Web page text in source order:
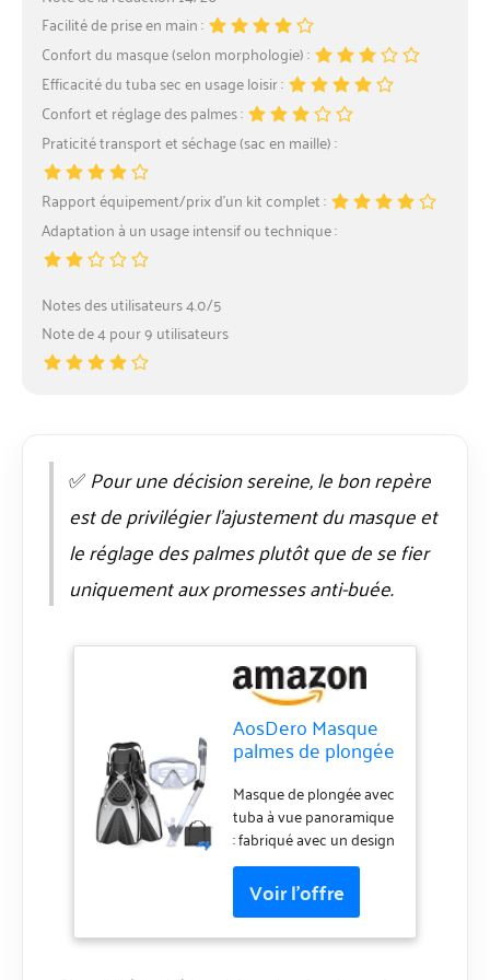
Facilité de prise en main :
Confort du masque (selon morphologie) :
Efficacité du tuba sec en usage loisir :
Confort et réglage des palmes :
Praticité transport et séchage (sac en maille) :
Rapport équipement/prix d’un kit complet :
Adaptation à un usage intensif ou technique :
Notes des utilisateurs 4.0/5
Note de 4 pour 9 utilisateurs
✅Pour une décision sereine, le bon repère
est de privilégier l’ajustement du masque et
le réglage des palmes plutôt que de se fier
uniquement aux promesses anti-buée.
AosDero Masque
palmes de plongée
avec tuba pour
adultes, hommes
et femmes,
masque de
plongée
panoramique, tuba
anti-buée, palmes
de natation
Masque de plongée avec
tuba à vue panoramique
: fabriqué avec un design
à trois fenêtres pour un
verre trempé
panoramique HD à 180°